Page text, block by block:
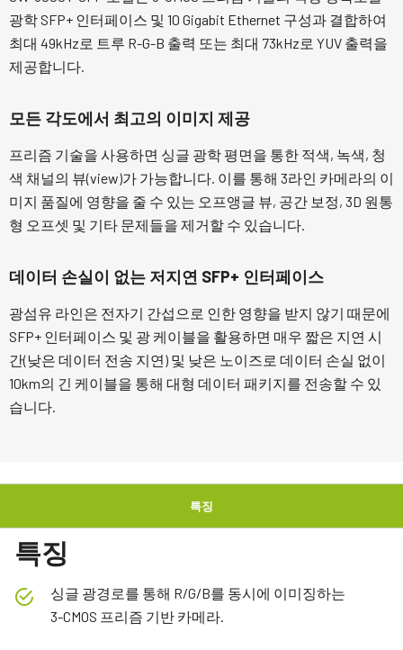
광학 SFP+ 인터페이스 및 10 Gigabit Ethernet 구성과 결합하여
최대 49kHz로 트루 R-G-B 출력 또는 최대 73kHz로 YUV 출력을
제공합니다.
모든 각도에서 최고의 이미지 제공
프리즘 기술을 사용하면 싱글 광학 평면을 통한 적색, 녹색, 청
색 채널의 뷰(view)가 가능합니다. 이를 통해 3라인 카메라의 이
미지 품질에 영향을 줄 수 있는 오프앵글 뷰, 공간 보정, 3D 원통
형 오프셋 및 기타 문제들을 제거할 수 있습니다.
데이터 손실이 없는 저지연 SFP+ 인터페이스
광섬유 라인은 전자기 간섭으로 인한 영향을 받지 않기 때문에
SFP+ 인터페이스 및 광 케이블을 활용하면 매우 짧은 지연 시
간(낮은 데이터 전송 지연) 및 낮은 노이즈로 데이터 손실 없이
10km의 긴 케이블을 통해 대형 데이터 패키지를 전송할 수 있
습니다.
특징
특징
싱글 광경로를 통해 R/G/B를 동시에 이미징하는
3-CMOS 프리즘 기반 카메라.